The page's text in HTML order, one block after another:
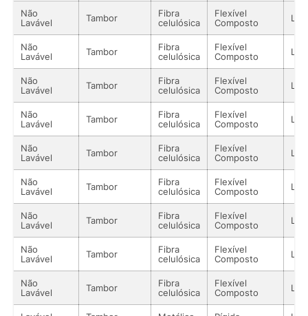
Não
Lavável
Tambor
Fibra
celulósica
Flexível
Composto
Não
Lavável
Tambor
Fibra
celulósica
Flexível
Composto
Não
Lavável
Tambor
Fibra
celulósica
Flexível
Composto
Não
Lavável
Tambor
Fibra
celulósica
Flexível
Composto
Não
Lavável
Tambor
Fibra
celulósica
Flexível
Composto
Não
Lavável
Tambor
Fibra
celulósica
Flexível
Composto
Não
Lavável
Tambor
Fibra
celulósica
Flexível
Composto
Não
Lavável
Tambor
Fibra
celulósica
Flexível
Composto
Não
Lavável
Tambor
Fibra
celulósica
Flexível
Composto